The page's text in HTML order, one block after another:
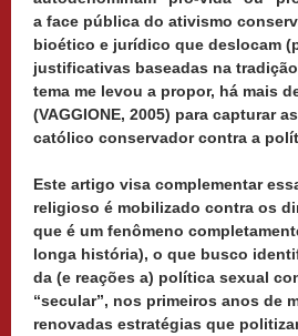
a face pública do ativismo
bioético e jurídico que deslocam
justificativas baseadas na
tema me levou a propor, há mais
(VAGGIONE, 2005) para capturar
católico conservador contra a
Este artigo visa complementar
religioso é mobilizado contra os
que é um fenômeno
longa história), o que busco
da (e reações a) política sexual
“secular”, nos primeiros anos de
renovadas estratégias que